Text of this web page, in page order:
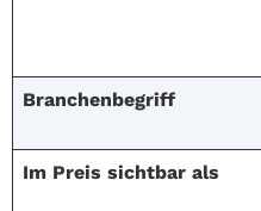
Branchenbegriff
Im Preis sichtbar als